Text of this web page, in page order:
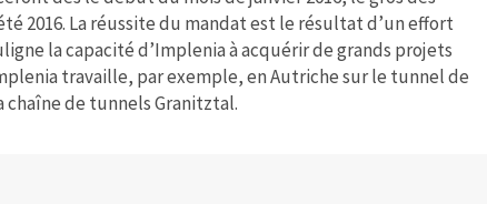
2016. La réussite du mandat est le résultat d’un effort
la capacité d’Implenia à acquérir de grands projets
travaille, par exemple, en Autriche sur le tunnel de
chaîne de tunnels Granitztal.